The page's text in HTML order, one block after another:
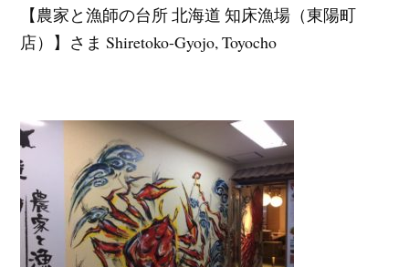
【農家と漁師の台所 北海道 知床漁場（東陽町
店）】さま Shiretoko-Gyojo, Toyocho